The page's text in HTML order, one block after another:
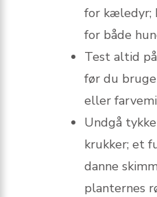
for kæledyr;
for både
Test altid
før du
eller
Undgå
krukker; et
danne
planternes